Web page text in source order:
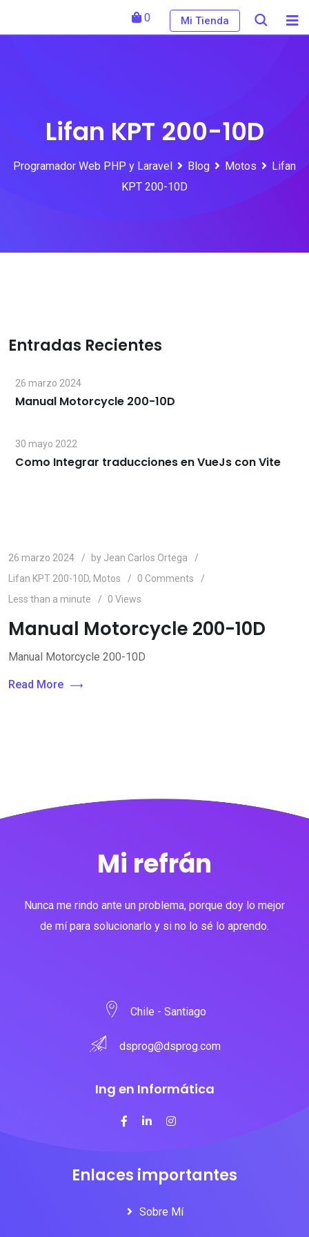
Mi Tienda
0
Lifan KPT 200-10D
Programador Web PHP y Laravel Blog Motos
Lifan
KPT 200-10D
Entradas Recientes
26 marzo 2024
Manual Motorcycle 200-10D
30 mayo 2022
Como Integrar traducciones en VueJs con Vite
26 marzo 2024 by Jean Carlos Ortega
Lifan KPT 200-10D, Motos 0 Comments
Less than a minute
0 Views
Manual Motorcycle 200-10D
Manual Motorcycle 200-10D
Read More
Mi refrán
Nunca me rindo ante un problema, porque doy lo mejor
de mí para solucionarlo y si no lo sé lo aprendo.
Chile - Santiago
dsprog@dsprog.com
Ing en Informática
Enlaces importantes
Sobre Mí